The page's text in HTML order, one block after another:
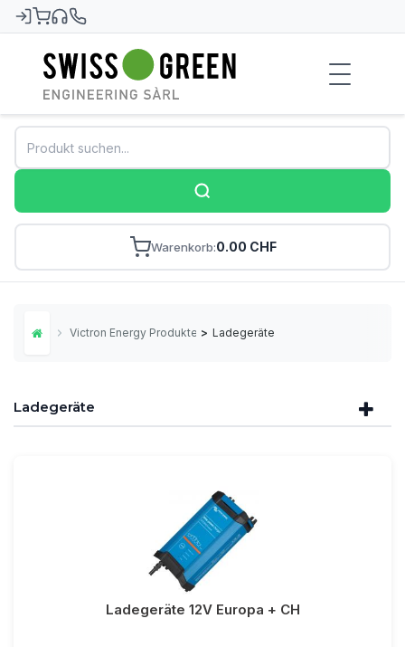
Swiss-Green
Warenkorb 0.00 CHF
Home Victron Energy Produkte > Ladegeräte
Ladegeräte
Ladegeräte 12V Europa + CH